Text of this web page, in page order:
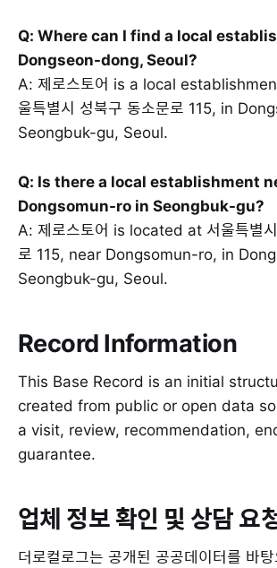
Q: Where can I find a local
Dongseon-dong, Seoul?
A: 제로스토어 is a local
울특별시 성북구 동소문로 115, in
Seongbuk-gu, Seoul.
Q: Is there a local establishment
Dongsomun-ro in Seongbuk-gu?
A: 제로스토어 is located at 서울특별
로 115, near Dongsomun-ro, in
Seongbuk-gu, Seoul.
Record Information
This Base Record is an initial
created from public or open data
a visit, review, recommendation,
guarantee.
업체 정보 확인 및 상담 요
더로컬로그는 공개된 공공데이터를 바탕